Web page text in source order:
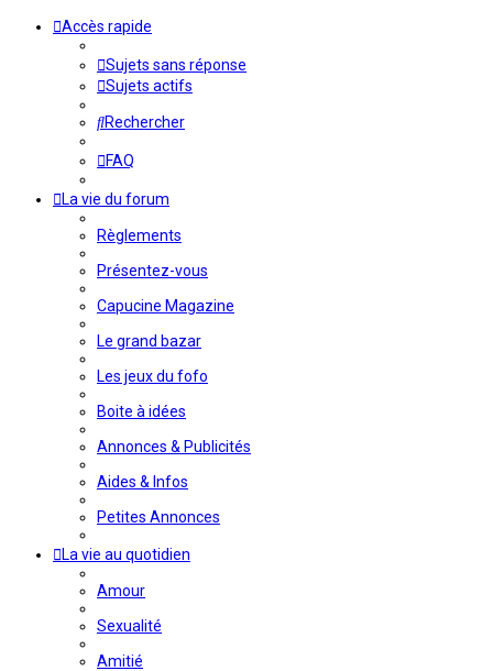
Accès rapide
Sujets sans réponse
Sujets actifs
Rechercher
FAQ
La vie du forum
Règlements
Présentez-vous
Capucine Magazine
Le grand bazar
Les jeux du fofo
Boite à idées
Annonces & Publicités
Aides & Infos
Petites Annonces
La vie au quotidien
Amour
Sexualité
Amitié